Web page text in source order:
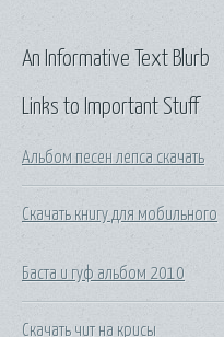
Links to Important Stuff
Альбом песен лепса скачать
Скачать книгу для мобильного
Баста и гуф альбом 2010
Скачать чит на крисы
An Informative Text Blurb